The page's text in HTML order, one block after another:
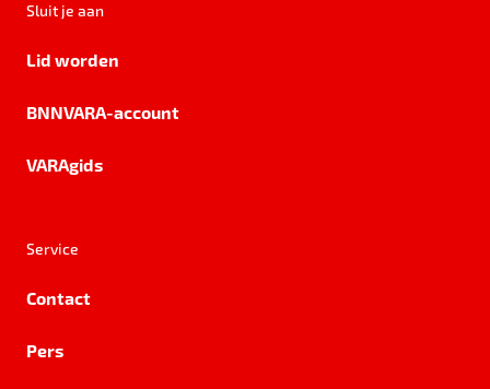
Sluit je aan
Lid worden
BNNVARA-account
VARAgids
Service
Contact
Pers